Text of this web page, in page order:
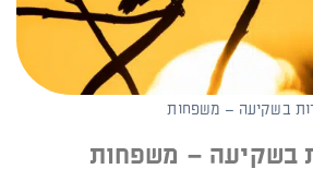
בשקיעה – משפחות
בשקיעה – משפחות